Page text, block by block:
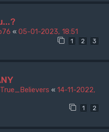
« 05-01-2023, 18:51
1 2 3
« 14-11-2022,
1 2